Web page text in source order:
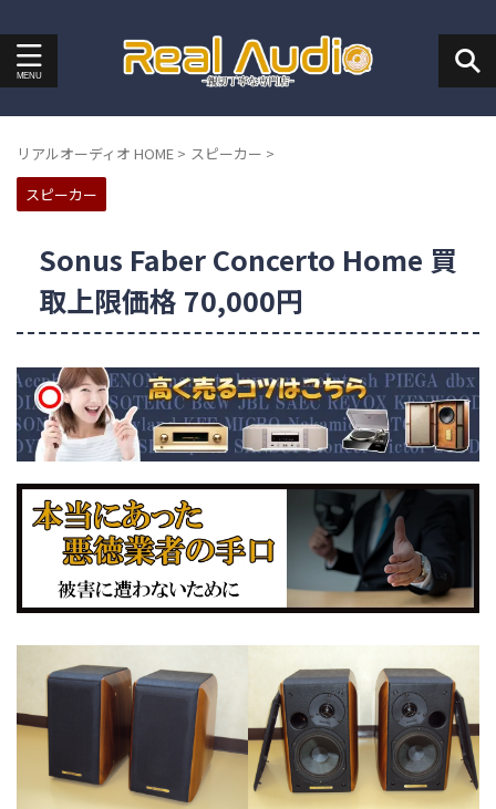
リアルオーディオ HOME > スピーカー >
スピーカー
Sonus Faber Concerto Home 買
取上限価格 70,000円